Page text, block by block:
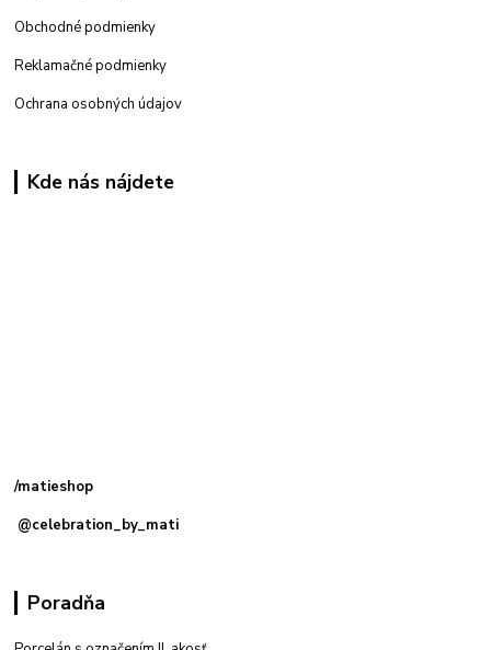
Obchodné podmienky
Reklamačné podmienky
Ochrana osobných údajov
Kde nás nájdete
/matieshop
@celebration_by_mati
Poradňa